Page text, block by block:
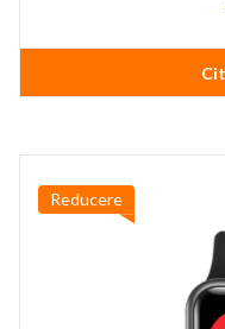
Reducere